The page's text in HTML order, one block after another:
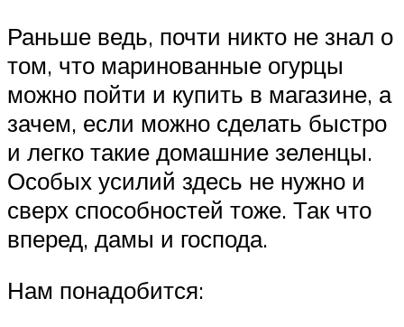
Раньше ведь, почти никто не знал о
том, что маринованные огурцы
можно пойти и купить в магазине, а
зачем, если можно сделать быстро
и легко такие домашние зеленцы.
Особых усилий здесь не нужно и
сверх способностей тоже. Так что
вперед, дамы и господа.
Нам понадобится: